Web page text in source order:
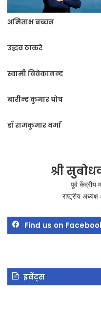
अमिताभ बच्‍चन
उद्धव ठाकरे
स्वामी विवेकानन्द
बारीन्द्र कुमार घोष
डॉ रामकुमार वर्मा
श्री
पूर्व केंद्रीय
राष्ट्रीय
Find us on
इवेंट्स